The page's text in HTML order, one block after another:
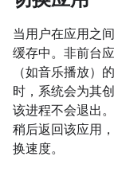
当用户在应用之
缓存中。非前台
（如音乐播放）
时，系统会为其
该进程不会退出。
稍后返回该应用
换速度。